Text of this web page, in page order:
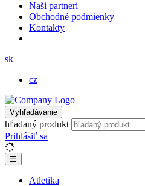
Naši partneri
Obchodné podmienky
Kontakty
sk
cz
Vyhľadávanie
hľadaný produkt
Prihlásiť sa
☰
Atletika